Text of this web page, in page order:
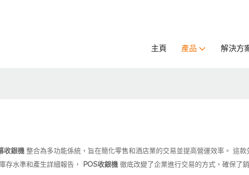
主頁 產品 解決方
收銀機 整合為多功能係統，旨在簡化零售和酒店業的交易並提高營運效率。 這
存水準和產生詳細報告，
POS收銀機 徹底改變了企業進行交易的方式，確保了